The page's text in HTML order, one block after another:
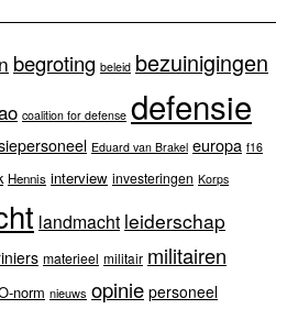
begroting beleid bezuinigingen
coalition for defense defensie
Eduard van Brakel europa f16
Hennis interview investeringen Korps
landmacht leiderschap
materieel militair militairen
norm nieuws opinie personeel